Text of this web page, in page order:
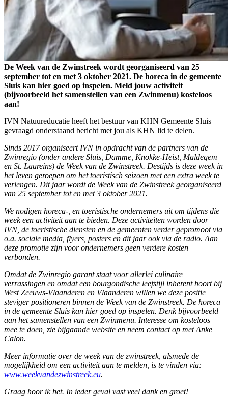
De Week van de Zwinstreek wordt georganiseerd van 25
september tot en met 3 oktober 2021. De horeca in de gemeente
Sluis kan hier goed op inspelen. Meld jouw activiteit
(bijvoorbeeld het samenstellen van een Zwinmenu) kosteloos
aan!
IVN Natuureducatie heeft het bestuur van KHN Gemeente Sluis
gevraagd onderstaand bericht met jou als KHN lid te delen.
Sinds 2017 organiseert IVN in opdracht van de partners van de
Zwinregio (onder andere Sluis, Damme, Knokke-Heist, Maldegem
en St. Laureins) de Week van de Zwinstreek. Destijds is deze week in
het leven geroepen om het toeristisch seizoen met een extra week te
verlengen. Dit jaar wordt de Week van de Zwinstreek georganiseerd
van 25 september tot en met 3 oktober 2021.
We nodigen horeca-, en toeristische ondernemers uit om tijdens die
week een activiteit aan te bieden. Deze activiteiten worden door
IVN, de toeristische diensten en de gemeenten verder gepromoot via
o.a. sociale media, flyers, posters en dit jaar ook via de radio. Aan
deze promotie zijn voor ondernemers geen verdere kosten
verbonden.
Omdat de Zwinregio garant staat voor allerlei culinaire
verrassingen en omdat een bourgondische leefstijl inherent hoort bij
West Zeeuws-Vlaanderen en Vlaanderen willen we deze positie
steviger positioneren binnen de Week van de Zwinstreek. De horeca
in de gemeente Sluis kan hier goed op inspelen. Denk bijvoorbeeld
aan het samenstellen van een Zwinmenu. Interesse om kosteloos
mee te doen, zie bijgaande website en neem contact op met Anke
Calon.
Meer informatie over de week van de zwinstreek, alsmede de
mogelijkheid om een activiteit aan te melden, is te vinden via:
www.weekvandezwinstreek.eu.
Graag hoor ik het. In ieder geval vast veel dank en groet!